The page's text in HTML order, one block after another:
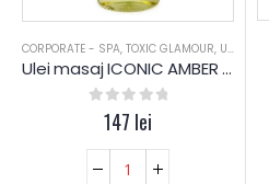
CORPORATE - SPA, TOXIC GLAMOUR, ULEI MASAJ
Ulei masaj ICONIC AMBER – 1 L – Kanu Nature
out of 5
147 lei